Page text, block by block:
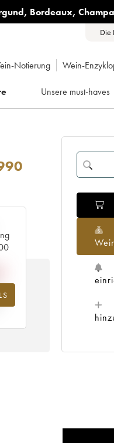
, Bordeaux,
Die
Notierung Wein-
Unsere must-haves